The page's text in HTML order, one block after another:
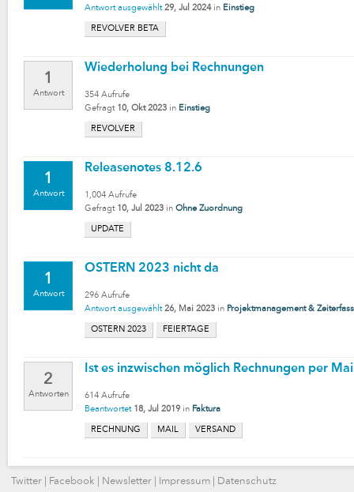
Antwort ausgewählt 29, Jul 2024 in Einstieg
REVOLVER BETA
1
Antwort
Wiederholung bei Rechnungen
354 Aufrufe
Gefragt 10, Okt 2023 in Einstieg
REVOLVER
1
Antwort
Releasenotes 8.12.6
1,004 Aufrufe
Gefragt 10, Jul 2023 in Ohne Zuordnung
UPDATE
1
Antwort
OSTERN 2023 nicht da
296 Aufrufe
Antwort ausgewählt 26, Mai 2023 in Projektmanagement &
OSTERN 2023 FEIERTAGE
2
Antworten
Ist es inzwischen möglich Rechnungen per
614 Aufrufe
Beantwortet 18, Jul 2019 in Faktura
RECHNUNG MAIL VERSAND
Twitter Facebook Newsletter Impressum Datenschutz